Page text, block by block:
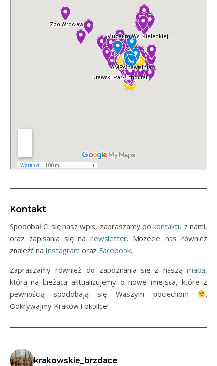
Kontakt
Spodobał Ci się nasz wpis, zapraszamy dokontaktu z nami,
oraz zapisania się nanewsletter. Możecie nas również
znaleźć na Instagram oraz Facebook.
Zapraszamy również do zapoznania się z naszą mapą,
którą na bieżącą aktualizujemy o nowe miejsca, które z
pewnością spodobają się Waszym pociechom
.
Odkrywajmy Kraków i okolice!
krakowskie_brzdace